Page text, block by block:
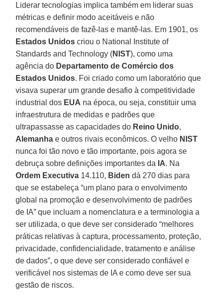
Liderar tecnologias implica também em liderar suas
métricas e definir modo aceitáveis e não
recomendáveis de fazê-las e mantê-las. Em 1901, os
Estados Unidos criou o National Institute of
Standards and Technology (NIST), como uma
agência do Departamento de Comércio dos
Estados Unidos. Foi criado como um laboratório que
visava superar um grande desafio à competitividade
industrial dos EUA na época, ou seja, constituir uma
infraestrutura de medidas e padrões que
ultrapassasse as capacidades do Reino Unido,
Alemanha e outros rivais econômicos. O velho NIST
nunca foi tão novo e tão importante, pois agora se
debruça sobre definições importantes da IA. Na
Ordem Executiva 14.110, Biden dá 270 dias para
que se estabeleça “um plano para o envolvimento
global na promoção e desenvolvimento de padrões
de IA” que incluam a nomenclatura e a terminologia a
ser utilizada, o que deve ser considerado “melhores
práticas relativas à captura, processamento, proteção,
privacidade, confidencialidade, tratamento e análise
de dados”, o que deve ser considerado confiável e
verificável nos sistemas de IA e como deve ser sua
gestão de riscos.